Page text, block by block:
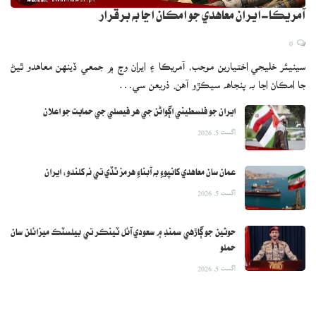
آمريڪا-ايران معاهدي جو امڪان اڃا به برقرار
سينيئر خليجي اختيارين موجب، آمريڪا ۽ ايران وچ ۾ جمعي ڏينهن معاهدو ٿيڻ
جا امڪان اڃا به پنجاهه سيڪڙو آهن. ذريعن سي…
ايران جو فلسطيني اڳواڻن جي هر فيصلي جي حمايت جو اعلان
اگست 5, 2026
عمان سان معاهدي کانپوءِ به آبناءِ هرمز ٿڏي تي نه کلندو: ايران
اگست 5, 2026
حوثين جو ڳاڙهي سمنڊ ۾ سعودي آئل ٽينڪر تي بيلسٽڪ ميزائلن سان
حملو
اگست 5, 2026